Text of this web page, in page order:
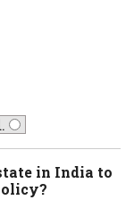
in India to